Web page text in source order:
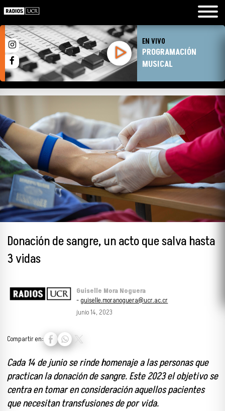
EN VIVO
PROGRAMACIÓN
MUSICAL
Donación de sangre, un acto que salva hasta
3 vidas
Guiselle Mora Noguera
- guiselle.moranoguera@ucr.ac.cr
junio 14, 2023
Compartir en:
Cada 14 de junio se rinde homenaje a las personas que
practican la donación de sangre. Este 2023 el objetivo se
centra en tomar en consideración aquellos pacientes
que necesitan transfusiones de por vida.